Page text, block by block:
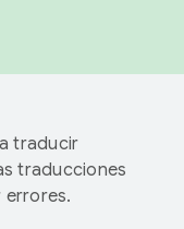
traducir
traducciones
errores.